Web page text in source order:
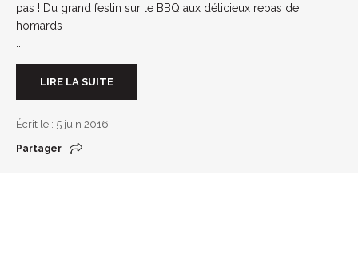
pas ! Du grand festin sur le BBQ aux délicieux repas de
homards
LIRE LA SUITE
Écrit le : 5 juin 2016
Partager